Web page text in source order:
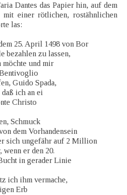
Dantes das Papier hin, auf dem
einer rötlichen, rostähnlichen
las:
25. April 1498 von Bor
bezahlen zu lassen,
möchte und mir
Guido Spada,
ich an ei
Christo
Schmuck
dem Vorhandensein
sich ungefähr auf 2 Million
er den 20.
in gerader Linie
ich ihm vermache,
Erb